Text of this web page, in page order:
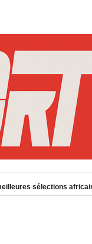
sélections